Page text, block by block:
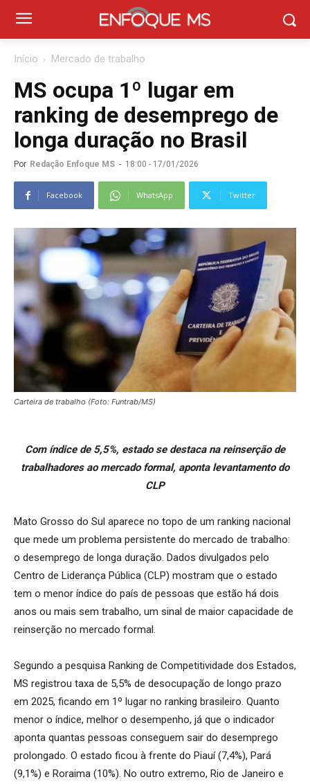
Início Mercado de trabalho
MS ocupa 1º lugar em
ranking de desemprego de
longa duração no Brasil
Por Redação Enfoque MS - 18:00 - 17/01/2026
Facebook WhatsApp Twitter
Carteira de trabalho (Foto: Funtrab/MS)
Com índice de 5,5%, estado se destaca na reinserção de
trabalhadores ao mercado formal, aponta levantamento do
CLP
Mato Grosso do Sul aparece no topo de um ranking nacional
que mede um problema persistente do mercado de trabalho:
o desemprego de longa duração. Dados divulgados pelo
Centro de Liderança Pública (CLP) mostram que o estado
tem o menor índice do país de pessoas que estão há dois
anos ou mais sem trabalho, um sinal de maior capacidade de
reinserção no mercado formal.
Segundo a pesquisa Ranking de Competitividade dos Estados,
MS registrou taxa de 5,5% de desocupação de longo prazo
em 2025, ficando em 1º lugar no ranking brasileiro. Quanto
menor o índice, melhor o desempenho, já que o indicador
aponta quantas pessoas conseguem sair do desemprego
prolongado. O estado ficou à frente do Piauí (7,4%), Pará
(9,1%) e Roraima (10%). No outro extremo, Rio de Janeiro e